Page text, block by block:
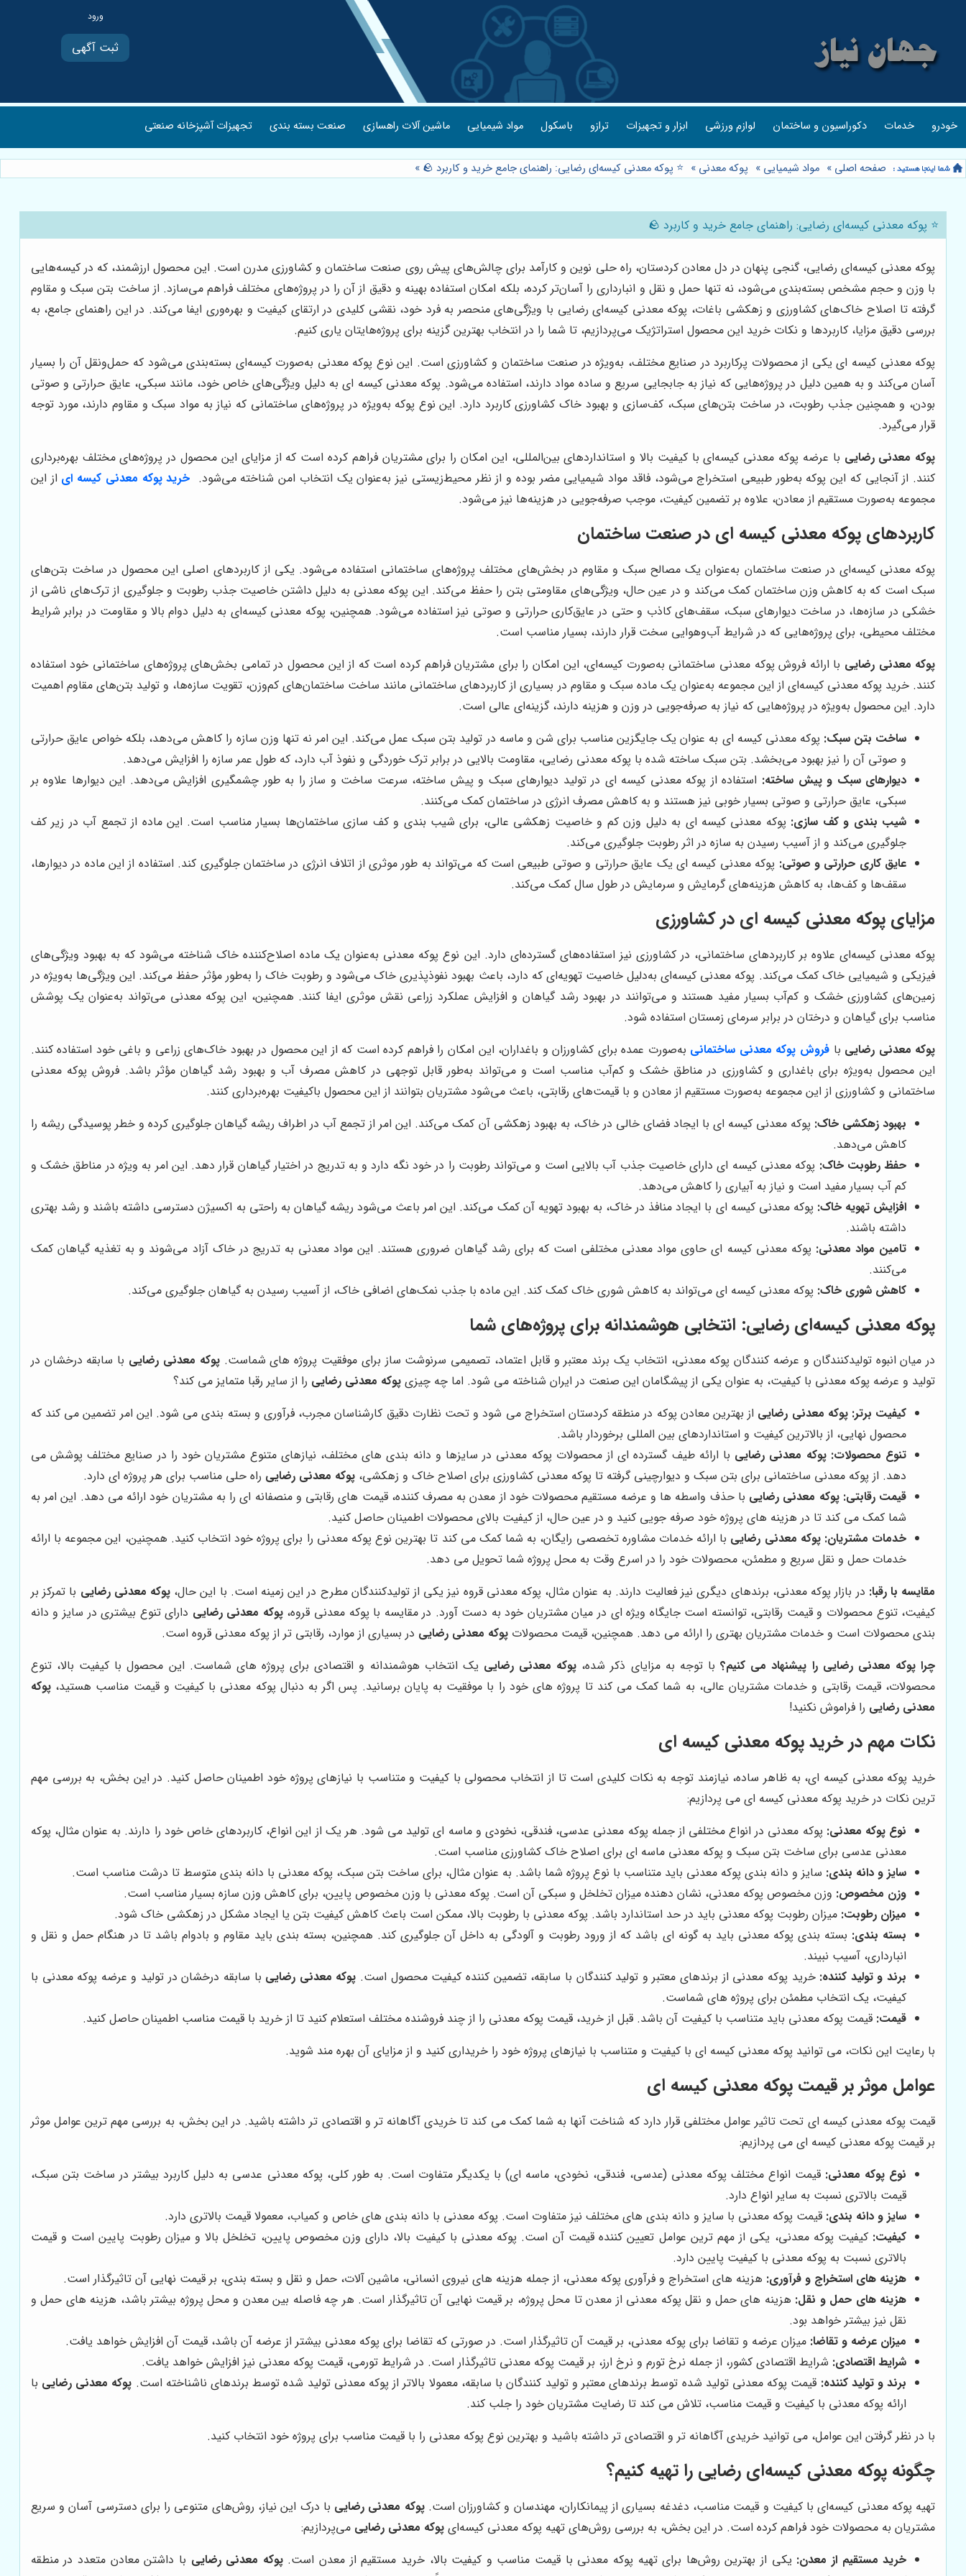
ثبت آگهی
خودرو خدمات دکوراسیون و ساختمان لوازم ورزشی ابزار و تجهیزات ترازو باسکول مواد شیمیایی ماشین آلات راهسازی صنعت بسته بندی تجهیزات آشپزخانه صنعتی
صفحه اصلی » مواد شیمیایی » پوکه معدنی » ⭐️ پوکه معدنی کیسه‌ای رضایی: راهنمای جامع خرید و کاربرد 🪨 »
⭐️ پوکه معدنی کیسه‌ای رضایی: راهنمای جامع خرید و کاربرد 🪨
پوکه معدنی کیسه‌ای رضایی، گنجی پنهان در دل معادن کردستان، راه حلی نوین و کارآمد برای چالش‌های پیش روی صنعت ساختمان و کشاورزی مدرن است. این محصول ارزشمند، که در کیسه‌هایی
با وزن و حجم مشخص بسته‌بندی می‌شود، نه تنها حمل و نقل و انبارداری را آسان‌تر کرده، بلکه امکان استفاده بهینه و دقیق از آن را در پروژه‌های مختلف فراهم می‌سازد. از ساخت بتن سبک و مقاوم
گرفته تا اصلاح خاک‌های کشاورزی و زهکشی باغات، پوکه معدنی کیسه‌ای رضایی با ویژگی‌های منحصر به فرد خود، نقشی کلیدی در ارتقای کیفیت و بهره‌وری ایفا می‌کند. در این راهنمای جامع، به
بررسی دقیق مزایا، کاربردها و نکات خرید این محصول استراتژیک می‌پردازیم، تا شما را در انتخاب بهترین گزینه برای پروژه‌هایتان یاری کنیم.
پوکه معدنی کیسه ای یکی از محصولات پرکاربرد در صنایع مختلف، به‌ویژه در صنعت ساختمان و کشاورزی است. این نوع پوکه معدنی به‌صورت کیسه‌ای بسته‌بندی می‌شود که حمل‌ونقل آن را بسیار
آسان می‌کند و به همین دلیل در پروژه‌هایی که نیاز به جابجایی سریع و ساده مواد دارند، استفاده می‌شود. پوکه معدنی کیسه ای به دلیل ویژگی‌های خاص خود، مانند سبکی، عایق حرارتی و صوتی
بودن، و همچنین جذب رطوبت، در ساخت بتن‌های سبک، کف‌سازی و بهبود خاک کشاورزی کاربرد دارد. این نوع پوکه به‌ویژه در پروژه‌های ساختمانی که نیاز به مواد سبک و مقاوم دارند، مورد توجه
قرار می‌گیرد.
پوکه معدنی رضایی با عرضه پوکه معدنی کیسه‌ای با کیفیت بالا و استانداردهای بین‌المللی، این امکان را برای مشتریان فراهم کرده است که از مزایای این محصول در پروژه‌های مختلف بهره‌برداری
کنند. از آنجایی که این پوکه به‌طور طبیعی استخراج می‌شود، فاقد مواد شیمیایی مضر بوده و از نظر محیط‌زیستی نیز به‌عنوان یک انتخاب امن شناخته می‌شود. خرید پوکه معدنی کیسه ای از این
مجموعه به‌صورت مستقیم از معادن، علاوه بر تضمین کیفیت، موجب صرفه‌جویی در هزینه‌ها نیز می‌شود.
کاربردهای پوکه معدنی کیسه ای در صنعت ساختمان
پوکه معدنی کیسه‌ای در صنعت ساختمان به‌عنوان یک مصالح سبک و مقاوم در بخش‌های مختلف پروژه‌های ساختمانی استفاده می‌شود. یکی از کاربردهای اصلی این محصول در ساخت بتن‌های
سبک است که به کاهش وزن ساختمان کمک می‌کند و در عین حال، ویژگی‌های مقاومتی بتن را حفظ می‌کند. این پوکه معدنی به دلیل داشتن خاصیت جذب رطوبت و جلوگیری از ترک‌های ناشی از
خشکی در سازه‌ها، در ساخت دیوارهای سبک، سقف‌های کاذب و حتی در عایق‌کاری حرارتی و صوتی نیز استفاده می‌شود. همچنین، پوکه معدنی کیسه‌ای به دلیل دوام بالا و مقاومت در برابر شرایط
مختلف محیطی، برای پروژه‌هایی که در شرایط آب‌وهوایی سخت قرار دارند، بسیار مناسب است.
پوکه معدنی رضایی با ارائه فروش پوکه معدنی ساختمانی به‌صورت کیسه‌ای، این امکان را برای مشتریان فراهم کرده است که از این محصول در تمامی بخش‌های پروژه‌های ساختمانی خود استفاده
کنند. خرید پوکه معدنی کیسه‌ای از این مجموعه به‌عنوان یک ماده سبک و مقاوم در بسیاری از کاربردهای ساختمانی مانند ساخت ساختمان‌های کم‌وزن، تقویت سازه‌ها، و تولید بتن‌های مقاوم اهمیت
دارد. این محصول به‌ویژه در پروژه‌هایی که نیاز به صرفه‌جویی در وزن و هزینه دارند، گزینه‌ای عالی است.
ساخت بتن سبک: پوکه معدنی کیسه ای به عنوان یک جایگزین مناسب برای شن و ماسه در تولید بتن سبک عمل می‌کند. این امر نه تنها وزن سازه را کاهش می‌دهد، بلکه خواص عایق حرارتی
و صوتی آن را نیز بهبود می‌بخشد. بتن سبک ساخته شده با پوکه معدنی رضایی، مقاومت بالایی در برابر ترک خوردگی و نفوذ آب دارد، که طول عمر سازه را افزایش می‌دهد.
دیوارهای سبک و پیش ساخته: استفاده از پوکه معدنی کیسه ای در تولید دیوارهای سبک و پیش ساخته، سرعت ساخت و ساز را به طور چشمگیری افزایش می‌دهد. این دیوارها علاوه بر
سبکی، عایق حرارتی و صوتی بسیار خوبی نیز هستند و به کاهش مصرف انرژی در ساختمان کمک می‌کنند.
شیب بندی و کف سازی: پوکه معدنی کیسه ای به دلیل وزن کم و خاصیت زهکشی عالی، برای شیب بندی و کف سازی ساختمان‌ها بسیار مناسب است. این ماده از تجمع آب در زیر کف
جلوگیری می‌کند و از آسیب رسیدن به سازه در اثر رطوبت جلوگیری می‌کند.
عایق کاری حرارتی و صوتی: پوکه معدنی کیسه ای یک عایق حرارتی و صوتی طبیعی است که می‌تواند به طور موثری از اتلاف انرژی در ساختمان جلوگیری کند. استفاده از این ماده در دیوارها،
سقف‌ها و کف‌ها، به کاهش هزینه‌های گرمایش و سرمایش در طول سال کمک می‌کند.
مزایای پوکه معدنی کیسه ای در کشاورزی
پوکه معدنی کیسه‌ای علاوه بر کاربردهای ساختمانی، در کشاورزی نیز استفاده‌های گسترده‌ای دارد. این نوع پوکه معدنی به‌عنوان یک ماده اصلاح‌کننده خاک شناخته می‌شود که به بهبود ویژگی‌های
فیزیکی و شیمیایی خاک کمک می‌کند. پوکه معدنی کیسه‌ای به‌دلیل خاصیت تهویه‌ای که دارد، باعث بهبود نفوذپذیری خاک می‌شود و رطوبت خاک را به‌طور مؤثر حفظ می‌کند. این ویژگی‌ها به‌ویژه در
زمین‌های کشاورزی خشک و کم‌آب بسیار مفید هستند و می‌توانند در بهبود رشد گیاهان و افزایش عملکرد زراعی نقش موثری ایفا کنند. همچنین، این پوکه معدنی می‌تواند به‌عنوان یک پوشش
مناسب برای گیاهان و درختان در برابر سرمای زمستان استفاده شود.
پوکه معدنی رضایی بافروش پوکه معدنی ساختمانی به‌صورت عمده برای کشاورزان و باغداران، این امکان را فراهم کرده است که از این محصول در بهبود خاک‌های زراعی و باغی خود استفاده کنند.
این محصول به‌ویژه برای باغداری و کشاورزی در مناطق خشک و کم‌آب مناسب است و می‌تواند به‌طور قابل توجهی در کاهش مصرف آب و بهبود رشد گیاهان مؤثر باشد. فروش پوکه معدنی
ساختمانی و کشاورزی از این مجموعه به‌صورت مستقیم از معادن و با قیمت‌های رقابتی، باعث می‌شود مشتریان بتوانند از این محصول باکیفیت بهره‌برداری کنند.
بهبود زهکشی خاک: پوکه معدنی کیسه ای با ایجاد فضای خالی در خاک، به بهبود زهکشی آن کمک می‌کند. این امر از تجمع آب در اطراف ریشه گیاهان جلوگیری کرده و خطر پوسیدگی ریشه را
کاهش می‌دهد.
حفظ رطوبت خاک: پوکه معدنی کیسه ای دارای خاصیت جذب آب بالایی است و می‌تواند رطوبت را در خود نگه دارد و به تدریج در اختیار گیاهان قرار دهد. این امر به ویژه در مناطق خشک و
کم آب بسیار مفید است و نیاز به آبیاری را کاهش می‌دهد.
افزایش تهویه خاک: پوکه معدنی کیسه ای با ایجاد منافذ در خاک، به بهبود تهویه آن کمک می‌کند. این امر باعث می‌شود ریشه گیاهان به راحتی به اکسیژن دسترسی داشته باشند و رشد بهتری
داشته باشند.
تامین مواد معدنی: پوکه معدنی کیسه ای حاوی مواد معدنی مختلفی است که برای رشد گیاهان ضروری هستند. این مواد معدنی به تدریج در خاک آزاد می‌شوند و به تغذیه گیاهان کمک
می‌کنند.
کاهش شوری خاک: پوکه معدنی کیسه ای می‌تواند به کاهش شوری خاک کمک کند. این ماده با جذب نمک‌های اضافی خاک، از آسیب رسیدن به گیاهان جلوگیری می‌کند.
پوکه معدنی کیسه‌ای رضایی: انتخابی هوشمندانه برای پروژه‌های شما
در میان انبوه تولیدکنندگان و عرضه کنندگان پوکه معدنی، انتخاب یک برند معتبر و قابل اعتماد، تصمیمی سرنوشت ساز برای موفقیت پروژه های شماست.پوکه معدنی رضایی با سابقه درخشان در
تولید و عرضه پوکه معدنی با کیفیت، به عنوان یکی از پیشگامان این صنعت در ایران شناخته می شود. اما چه چیزی پوکه معدنی رضایی را از سایر رقبا متمایز می کند؟
کیفیت برتر: پوکه معدنی رضایی از بهترین معادن پوکه در منطقه کردستان استخراج می شود و تحت نظارت دقیق کارشناسان مجرب، فرآوری و بسته بندی می شود. این امر تضمین می کند که
محصول نهایی، از بالاترین کیفیت و استانداردهای بین المللی برخوردار باشد.
تنوع محصولات: پوکه معدنی رضایی با ارائه طیف گسترده ای از محصولات پوکه معدنی در سایزها و دانه بندی های مختلف، نیازهای متنوع مشتریان خود را در صنایع مختلف پوشش می
دهد. از پوکه معدنی ساختمانی برای بتن سبک و دیوارچینی گرفته تا پوکه معدنی کشاورزی برای اصلاح خاک و زهکشی، پوکه معدنی رضایی راه حلی مناسب برای هر پروژه ای دارد.
قیمت رقابتی: پوکه معدنی رضایی با حذف واسطه ها و عرضه مستقیم محصولات خود از معدن به مصرف کننده، قیمت های رقابتی و منصفانه ای را به مشتریان خود ارائه می دهد. این امر به
شما کمک می کند تا در هزینه های پروژه خود صرفه جویی کنید و در عین حال، از کیفیت بالای محصولات اطمینان حاصل کنید.
خدمات مشتریان: پوکه معدنی رضایی با ارائه خدمات مشاوره تخصصی رایگان، به شما کمک می کند تا بهترین نوع پوکه معدنی را برای پروژه خود انتخاب کنید. همچنین، این مجموعه با ارائه
خدمات حمل و نقل سریع و مطمئن، محصولات خود را در اسرع وقت به محل پروژه شما تحویل می دهد.
مقایسه با رقبا: در بازار پوکه معدنی، برندهای دیگری نیز فعالیت دارند. به عنوان مثال، پوکه معدنی قروه نیز یکی از تولیدکنندگان مطرح در این زمینه است. با این حال،پوکه معدنی رضایی با تمرکز بر
کیفیت، تنوع محصولات و قیمت رقابتی، توانسته است جایگاه ویژه ای در میان مشتریان خود به دست آورد. در مقایسه با پوکه معدنی قروه،پوکه معدنی رضایی دارای تنوع بیشتری در سایز و دانه
بندی محصولات است و خدمات مشتریان بهتری را ارائه می دهد. همچنین، قیمت محصولات پوکه معدنی رضایی در بسیاری از موارد، رقابتی تر از پوکه معدنی قروه است.
چرا پوکه معدنی رضایی را پیشنهاد می کنیم؟با توجه به مزایای ذکر شده، پوکه معدنی رضایی یک انتخاب هوشمندانه و اقتصادی برای پروژه های شماست. این محصول با کیفیت بالا، تنوع
محصولات، قیمت رقابتی و خدمات مشتریان عالی، به شما کمک می کند تا پروژه های خود را با موفقیت به پایان برسانید. پس اگر به دنبال پوکه معدنی با کیفیت و قیمت مناسب هستید،پوکه
معدنی رضایی را فراموش نکنید!
نکات مهم در خرید پوکه معدنی کیسه ای
خرید پوکه معدنی کیسه ای، به ظاهر ساده، نیازمند توجه به نکات کلیدی است تا از انتخاب محصولی با کیفیت و متناسب با نیازهای پروژه خود اطمینان حاصل کنید. در این بخش، به بررسی مهم
ترین نکات در خرید پوکه معدنی کیسه ای می پردازیم:
نوع پوکه معدنی: پوکه معدنی در انواع مختلفی از جمله پوکه معدنی عدسی، فندقی، نخودی و ماسه ای تولید می شود. هر یک از این انواع، کاربردهای خاص خود را دارند. به عنوان مثال، پوکه
معدنی عدسی برای ساخت بتن سبک و پوکه معدنی ماسه ای برای اصلاح خاک کشاورزی مناسب است.
سایز و دانه بندی: سایز و دانه بندی پوکه معدنی باید متناسب با نوع پروژه شما باشد. به عنوان مثال، برای ساخت بتن سبک، پوکه معدنی با دانه بندی متوسط تا درشت مناسب است.
وزن مخصوص: وزن مخصوص پوکه معدنی، نشان دهنده میزان تخلخل و سبکی آن است. پوکه معدنی با وزن مخصوص پایین، برای کاهش وزن سازه بسیار مناسب است.
میزان رطوبت: میزان رطوبت پوکه معدنی باید در حد استاندارد باشد. پوکه معدنی با رطوبت بالا، ممکن است باعث کاهش کیفیت بتن یا ایجاد مشکل در زهکشی خاک شود.
بسته بندی: بسته بندی پوکه معدنی باید به گونه ای باشد که از ورود رطوبت و آلودگی به داخل آن جلوگیری کند. همچنین، بسته بندی باید مقاوم و بادوام باشد تا در هنگام حمل و نقل و
انبارداری، آسیب نبیند.
برند و تولید کننده: خرید پوکه معدنی از برندهای معتبر و تولید کنندگان با سابقه، تضمین کننده کیفیت محصول است. پوکه معدنی رضایی با سابقه درخشان در تولید و عرضه پوکه معدنی با
کیفیت، یک انتخاب مطمئن برای پروژه های شماست.
قیمت: قیمت پوکه معدنی باید متناسب با کیفیت آن باشد. قبل از خرید، قیمت پوکه معدنی را از چند فروشنده مختلف استعلام کنید تا از خرید با قیمت مناسب اطمینان حاصل کنید.
با رعایت این نکات، می توانید پوکه معدنی کیسه ای با کیفیت و متناسب با نیازهای پروژه خود را خریداری کنید و از مزایای آن بهره مند شوید.
عوامل موثر بر قیمت پوکه معدنی کیسه ای
قیمت پوکه معدنی کیسه ای تحت تاثیر عوامل مختلفی قرار دارد که شناخت آنها به شما کمک می کند تا خریدی آگاهانه تر و اقتصادی تر داشته باشید. در این بخش، به بررسی مهم ترین عوامل موثر
بر قیمت پوکه معدنی کیسه ای می پردازیم:
نوع پوکه معدنی: قیمت انواع مختلف پوکه معدنی (عدسی، فندقی، نخودی، ماسه ای) با یکدیگر متفاوت است. به طور کلی، پوکه معدنی عدسی به دلیل کاربرد بیشتر در ساخت بتن سبک،
قیمت بالاتری نسبت به سایر انواع دارد.
سایز و دانه بندی: قیمت پوکه معدنی با سایز و دانه بندی های مختلف نیز متفاوت است. پوکه معدنی با دانه بندی های خاص و کمیاب، معمولا قیمت بالاتری دارد.
کیفیت: کیفیت پوکه معدنی، یکی از مهم ترین عوامل تعیین کننده قیمت آن است. پوکه معدنی با کیفیت بالا، دارای وزن مخصوص پایین، تخلخل بالا و میزان رطوبت پایین است و قیمت
بالاتری نسبت به پوکه معدنی با کیفیت پایین دارد.
هزینه های استخراج و فرآوری: هزینه های استخراج و فرآوری پوکه معدنی، از جمله هزینه های نیروی انسانی، ماشین آلات، حمل و نقل و بسته بندی، بر قیمت نهایی آن تاثیرگذار است.
هزینه های حمل و نقل: هزینه های حمل و نقل پوکه معدنی از معدن تا محل پروژه، بر قیمت نهایی آن تاثیرگذار است. هر چه فاصله بین معدن و محل پروژه بیشتر باشد، هزینه های حمل و
نقل نیز بیشتر خواهد بود.
میزان عرضه و تقاضا: میزان عرضه و تقاضا برای پوکه معدنی، بر قیمت آن تاثیرگذار است. در صورتی که تقاضا برای پوکه معدنی بیشتر از عرضه آن باشد، قیمت آن افزایش خواهد یافت.
شرایط اقتصادی: شرایط اقتصادی کشور، از جمله نرخ تورم و نرخ ارز، بر قیمت پوکه معدنی تاثیرگذار است. در شرایط تورمی، قیمت پوکه معدنی نیز افزایش خواهد یافت.
برند و تولید کننده: قیمت پوکه معدنی تولید شده توسط برندهای معتبر و تولید کنندگان با سابقه، معمولا بالاتر از پوکه معدنی تولید شده توسط برندهای ناشناخته است. پوکه معدنی رضایی با
ارائه پوکه معدنی با کیفیت و قیمت مناسب، تلاش می کند تا رضایت مشتریان خود را جلب کند.
با در نظر گرفتن این عوامل، می توانید خریدی آگاهانه تر و اقتصادی تر داشته باشید و بهترین نوع پوکه معدنی را با قیمت مناسب برای پروژه خود انتخاب کنید.
چگونه پوکه معدنی کیسه‌ای رضایی را تهیه کنیم؟
تهیه پوکه معدنی کیسه‌ای با کیفیت و قیمت مناسب، دغدغه بسیاری از پیمانکاران، مهندسان و کشاورزان است.پوکه معدنی رضایی با درک این نیاز، روش‌های متنوعی را برای دسترسی آسان و سریع
مشتریان به محصولات خود فراهم کرده است. در این بخش، به بررسی روش‌های تهیه پوکه معدنی کیسه‌ای پوکه معدنی رضایی می‌پردازیم:
خرید مستقیم از معدن: یکی از بهترین روش‌ها برای تهیه پوکه معدنی با قیمت مناسب و کیفیت بالا، خرید مستقیم از معدن است.پوکه معدنی رضایی با داشتن معادن متعدد در منطقه